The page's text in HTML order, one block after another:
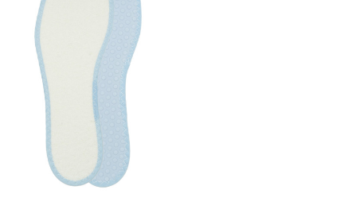
de tejido de rizo
lavable.
Con doble capa de látex para un acolchado
particularmente bueno
La parte superior del algodón se enfría y
absorve la humedad de manera muy